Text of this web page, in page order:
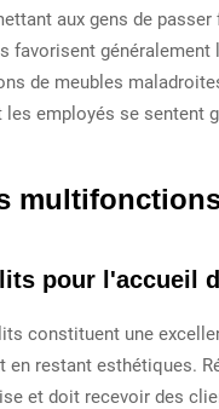
aux gens de
favorisent
de meubles
les employés se sentent
pour l'accueil
constituent une
restant esthétiques.
et doit recevoir des